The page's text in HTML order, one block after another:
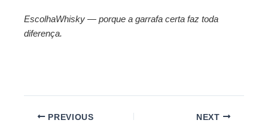
EscolhaWhisky — porque a garrafa certa faz toda
diferença.
PREVIOUS NEXT